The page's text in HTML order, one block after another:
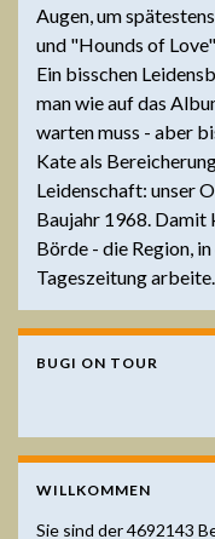
Augen, um
und "Hounds of
Ein bisschen
man wie auf das
warten muss - aber
Kate als
Leidenschaft: unser
Baujahr 1968. Damit
Börde - die Region,
Tageszeitung arbeite.
BUGI ON TOUR
WILLKOMMEN
Sie sind der4692143